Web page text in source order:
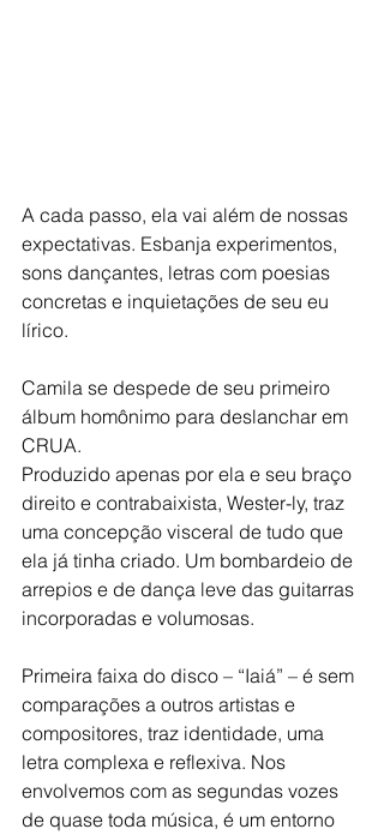
A cada passo, ela vai além de nossas
expectativas. Esbanja experimentos,
sons dançantes, letras com poesias
concretas e inquietações de seu eu
lírico.
Camila se despede de seu primeiro
álbum homônimo para deslanchar em
CRUA.
Produzido apenas por ela e seu braço
direito e contrabaixista, Wester-ly, traz
uma concepção visceral de tudo que
ela já tinha criado. Um bombardeio de
arrepios e de dança leve das guitarras
incorporadas e volumosas.
Primeira faixa do disco – “Iaiá” – é sem
comparações a outros artistas e
compositores, traz identidade, uma
letra complexa e reflexiva. Nos
envolvemos com as segundas vozes
de quase toda música, é um entorno